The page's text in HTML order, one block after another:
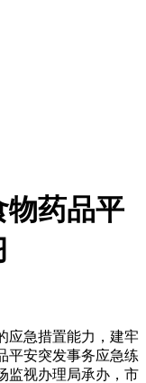
物药品平
急措置能力，建牢
平安突发事务应急练
监视办理局承办，市